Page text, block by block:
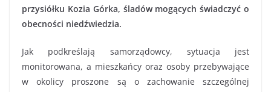
przysiółku Kozia Górka, śladów mogących świadczyć o
obecności niedźwiedzia.
Jak podkreślają samorządowcy, sytuacja jest
monitorowana, a mieszkańcy oraz osoby przebywające
w okolicy proszone są o zachowanie szczególnej